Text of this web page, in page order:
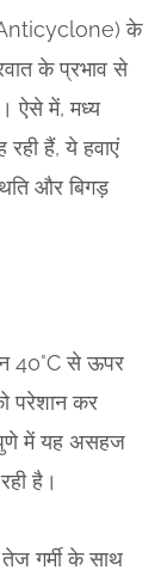
के
के प्रभाव से
ऐसे में, मध्य
हैं, ये हवाएं
और बिगड़
40°C से ऊपर
परेशान कर
में यह असहज
है।
गर्मी के साथ